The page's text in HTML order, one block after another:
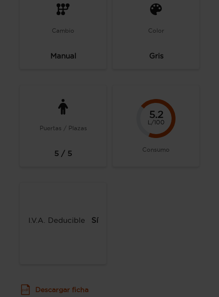
Cambio
Manual
Color
Gris
Puertas / Plazas
5 / 5
5.2
L/100
Consumo
I.V.A. Deducible Sí
Descargar ficha